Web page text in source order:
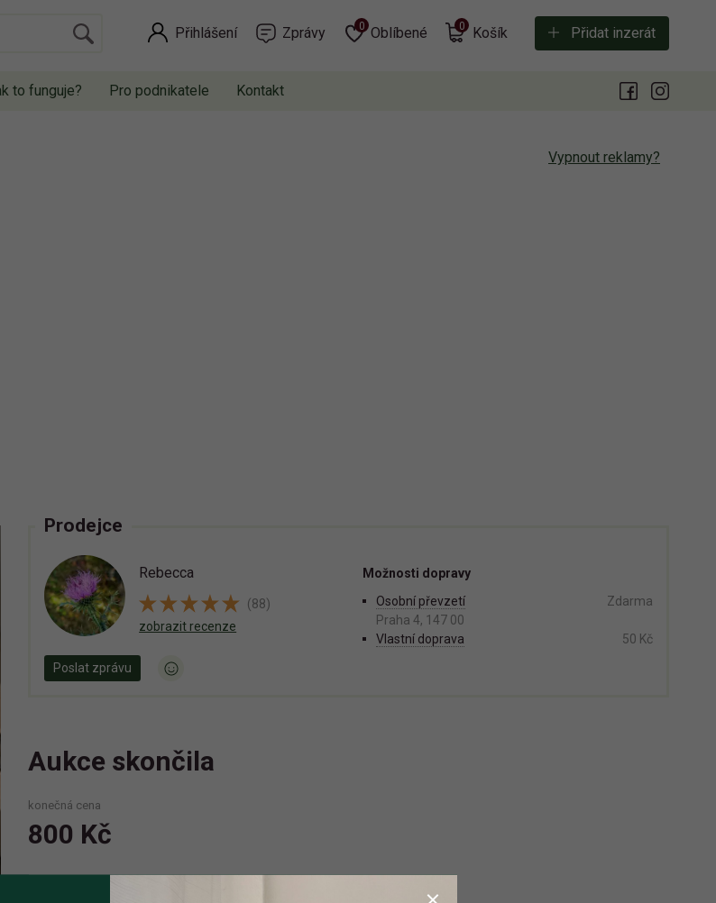
Přihlášení Zprávy Oblíbené
0 Košík
0 Přidat inzerát
to funguje? Pro podnikatele Kontakt
Vypnout reklamy?
Prodejce
Rebecca
(88)
zobrazit recenze
Poslat zprávu
Možnosti dopravy
Osobní převzetí
Praha 4, 147 00
Zdarma
Vlastní doprava 50 Kč
Aukce skončila
konečná cena
800 Kč